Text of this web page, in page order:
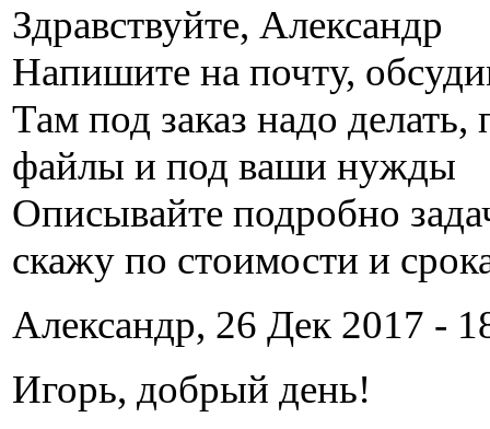
Здравствуйте, Александр
Напишите на почту,
Там под заказ надо
файлы и под ваши нужды
Описывайте подробно
скажу по стоимости и
Александр, 26 Дек 2017 -
Игорь, добрый день!